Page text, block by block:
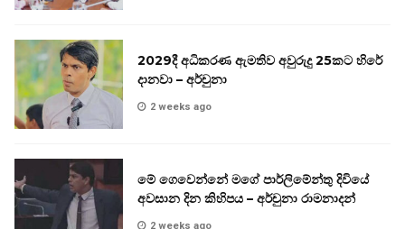
2029දී අධිකරණ ඇමතිව අවුරුදු 25කට හිරේ
දානවා – අර්චුනා
2 weeks ago
මේ ගෙවෙන්නේ මගේ පාර්ලිමේන්තු දිවියේ
අවසාන දින කිහිපය – අර්චුනා රාමනාදන්
2 weeks ago